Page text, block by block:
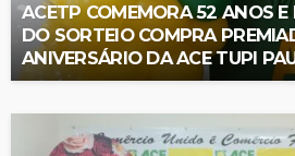
ACETP COMEMORA 52 ANOS E
DO SORTEIO COMPRA
ANIVERSÁRIO DA ACE TUPI